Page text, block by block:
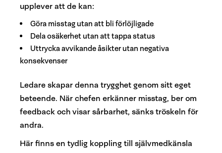
upplever att de kan:
Göra misstag utan att bli förlöjligade
Dela osäkerhet utan att tappa status
Uttrycka avvikande åsikter utan negativa
konsekvenser
Ledare skapar denna trygghet genom sitt eget
beteende. När chefen erkänner misstag, ber om
feedback och visar sårbarhet, sänks tröskeln för
andra.
Här finns en tydlig koppling till självmedkänsla